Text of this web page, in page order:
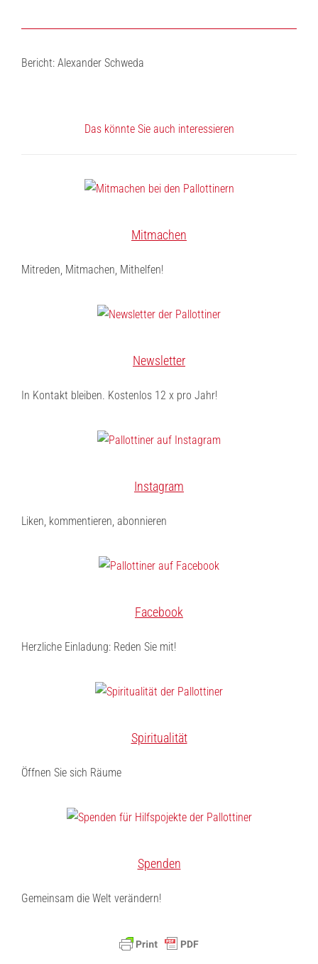
Bericht: Alexander Schweda
Das könnte Sie auch interessieren
Mitmachen
Mitreden, Mitmachen, Mithelfen!
Newsletter
In Kontakt bleiben. Kostenlos 12 x pro Jahr!
Instagram
Liken, kommentieren, abonnieren
Facebook
Herzliche Einladung: Reden Sie mit!
Spiritualität
Öffnen Sie sich Räume
Spenden
Gemeinsam die Welt verändern!